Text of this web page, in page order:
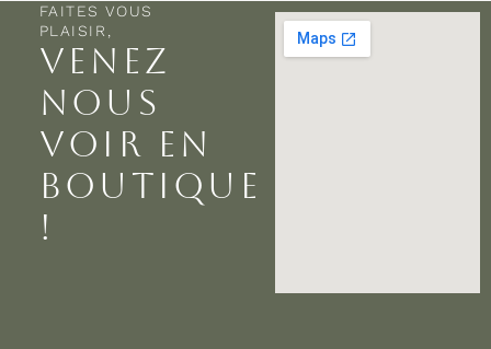
FAITES VOUS
PLAISIR,
VENEZ
NOUS
VOIR EN
BOUTIQUE
!